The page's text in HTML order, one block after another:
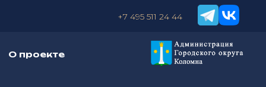
+7 495 511 24 44
О проекте